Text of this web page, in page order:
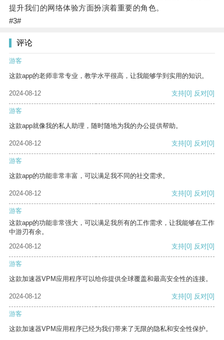
提升我们的网络体验方面扮演着重要的角色。
#3#
评论
游客
这款app的老师非常专业，教学水平很高，让我能够学到实用的知识。
2024-08-12 支持[0] 反对[0]
游客
这款app就像我的私人助理，随时随地为我的办公提供帮助。
2024-08-12 支持[0] 反对[0]
游客
这款app的功能非常丰富，可以满足我不同的社交需求。
2024-08-12 支持[0] 反对[0]
游客
这款app的功能非常强大，可以满足我所有的工作需求，让我能够在工作
中游刃有余。
2024-08-12
支持[0] 反对[0]
游客
这款加速器VPM应用程序可以给你提供全球覆盖和最高安全性的连接。
2024-08-12 支持[0] 反对[0]
游客
这款加速器VPM应用程序已经为我们带来了无限的隐私和安全性保护。